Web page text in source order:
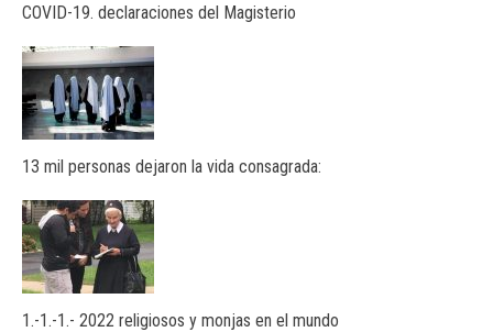
COVID-19. declaraciones del Magisterio
13 mil personas dejaron la vida consagrada:
1.-1.-1.- 2022 religiosos y monjas en el mundo